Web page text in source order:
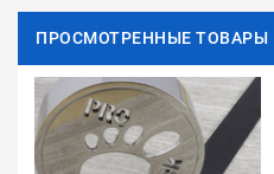
ПРОСМОТРЕННЫЕ ТОВАРЫ